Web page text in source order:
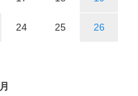
24 25 26